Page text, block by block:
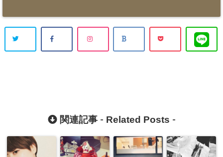
関連記事 - Related Posts -